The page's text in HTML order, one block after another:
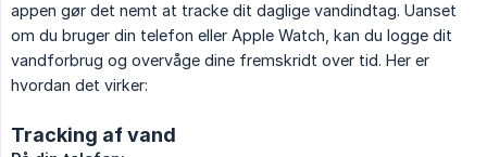
appen gør det nemt at tracke dit daglige vandindtag. Uanset
om du bruger din telefon eller Apple Watch, kan du logge dit
vandforbrug og overvåge dine fremskridt over tid. Her er
hvordan det virker:
Tracking af vand